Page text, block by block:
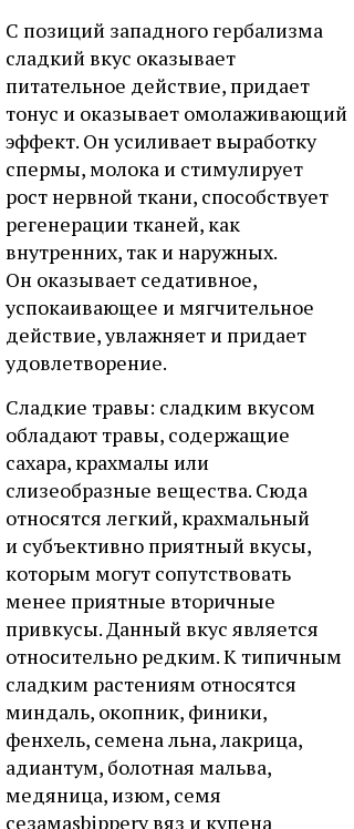
С позиций западного гербализма
сладкий вкус оказывает
питательное действие, придает
тонус и оказывает омолаживающий
эффект. Он усиливает выработку
спермы, молока и стимулирует
рост нервной ткани, способствует
регенерации тканей, как
внутренних, так и наружных.
Он оказывает седативное,
успокаивающее и мягчительное
действие, увлажняет и придает
удовлетворение.
Сладкие травы: сладким вкусом
обладают травы, содержащие
сахара, крахмалы или
слизеобразные вещества. Сюда
относятся легкий, крахмальный
и субъективно приятный вкусы,
которым могут сопутствовать
менее приятные вторичные
привкусы. Данный вкус является
относительно редким. К типичным
сладким растениям относятся
миндаль, окопник, финики,
фенхель, семена льна, лакрица,
адиантум, болотная мальва,
медяница, изюм, семя
сезамаsbippery вяз и купена